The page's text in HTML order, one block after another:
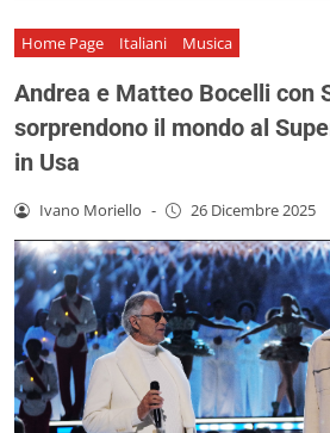
Home Page Italiani Musica
Andrea e Matteo Bocelli con
sorprendono il mondo al
in Usa
Ivano Moriello - 26 Dicembre 2025